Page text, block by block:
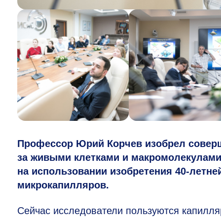
Профессор Юрий Корчев изобрел
за живыми клетками и
на использовании изобретения 40-
микрокапилляров.
Сейчас исследователи пользуются